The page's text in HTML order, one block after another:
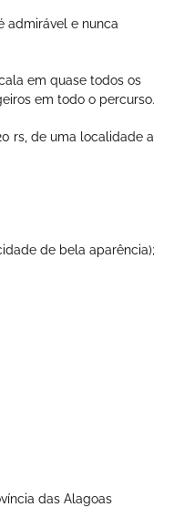
admirável e nunca
em quase todos os
em todo o percurso.
rs, de uma localidade a
de bela aparência);
das Alagoas